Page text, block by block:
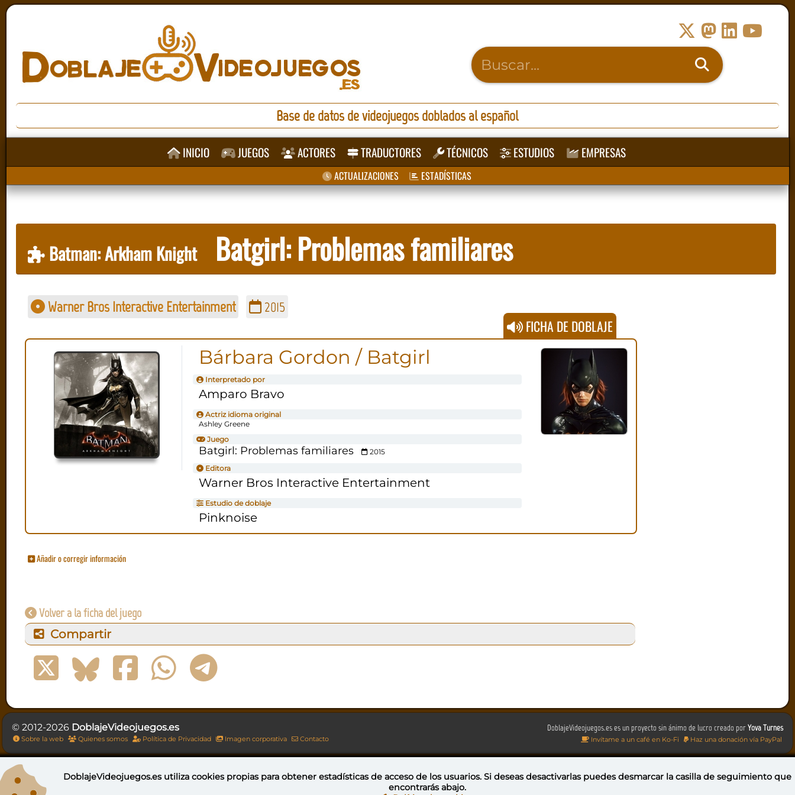
Base de datos de videojuegos doblados al español
INICIO JUEGOS ACTORES TRADUCTORES TÉCNICOS ESTUDIOS EMPRESAS
ACTUALIZACIONES ESTADÍSTICAS
Batman: Arkham Knight Batgirl: Problemas familiares
Warner Bros Interactive Entertainment 2015
FICHA DE DOBLAJE
Bárbara Gordon / Batgirl
Interpretado por
Amparo Bravo
Actriz idioma original
Ashley Greene
Juego
Batgirl: Problemas familiares
2015
Editora
Warner Bros Interactive Entertainment
Estudio de doblaje
Pinknoise
Añadir o corregir información
Volver a la ficha del juego
Compartir
DoblajeVideojuegos.es es un proyecto sin ánimo de lucro creado porYova Turnes
Invítame a un café en Ko-Fi Haz una donación vía PayPal
© 2012-2026 DoblajeVideojuegos.es
Sobre la web Quienes somos Política de Privacidad Imagen corporativa Contacto
Esta obra está bajo una licencia de Creative Commons Reconocimiento-NoComercial-CompartirIgual 4.0 Internacional
DoblajeVideojuegos.es utilizacookies propiaspara obtener estadísticas de acceso de los usuarios. Si deseas desactivarlas puedesdesmarcar la casilla de seguimiento que
encontrarás abajo.